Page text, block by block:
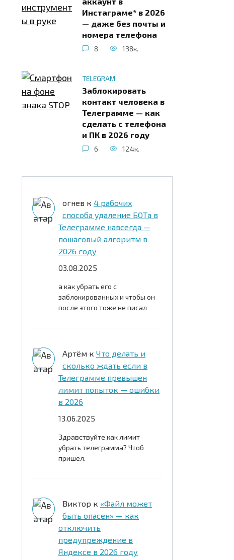
Инстаграме* в 2026
— даже без почты и
номера телефона
8 138к.
TELEGRAM
Заблокировать
контакт человека в
Телеграмме — как
сделать с телефона
и ПК в 2026 году
6 124к.
огнев к 4 рабочих
способа удаление БОТа в
Телеграмме навсегда —
пошаговый алгоритм в
2026 году
03.08.2025
а как убрать его с
заблокированных и чтобы он
после этого тоже не писал
Артём к Что делать и
сколько ждать если в
Телеграмме превышен
лимит попыток — ошибки
в 2026
13.06.2025
Здравствуйте как лимит
убрать телеграмма? Чтоб
пришёл.
Виктор к «Файл может
быть опасен» — как
отключить
предупреждение в
Яндексе в 2026 году